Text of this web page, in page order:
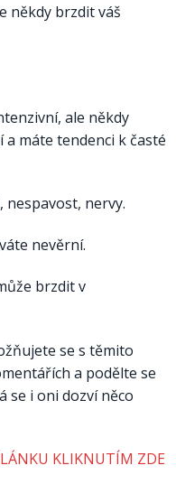
někdy brzdit váš
ale někdy
máte tendenci k časté
nespavost, nervy.
nevěrní.
brzdit v
se s těmito
a podělte se
se i oni dozví něco
KLIKNUTÍM ZDE